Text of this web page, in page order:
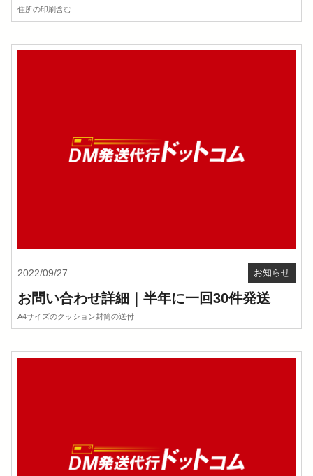
住所の印刷含む
2022/09/27 お知らせ
お問い合わせ詳細｜半年に一回30件発送
A4サイズのクッション封筒の送付